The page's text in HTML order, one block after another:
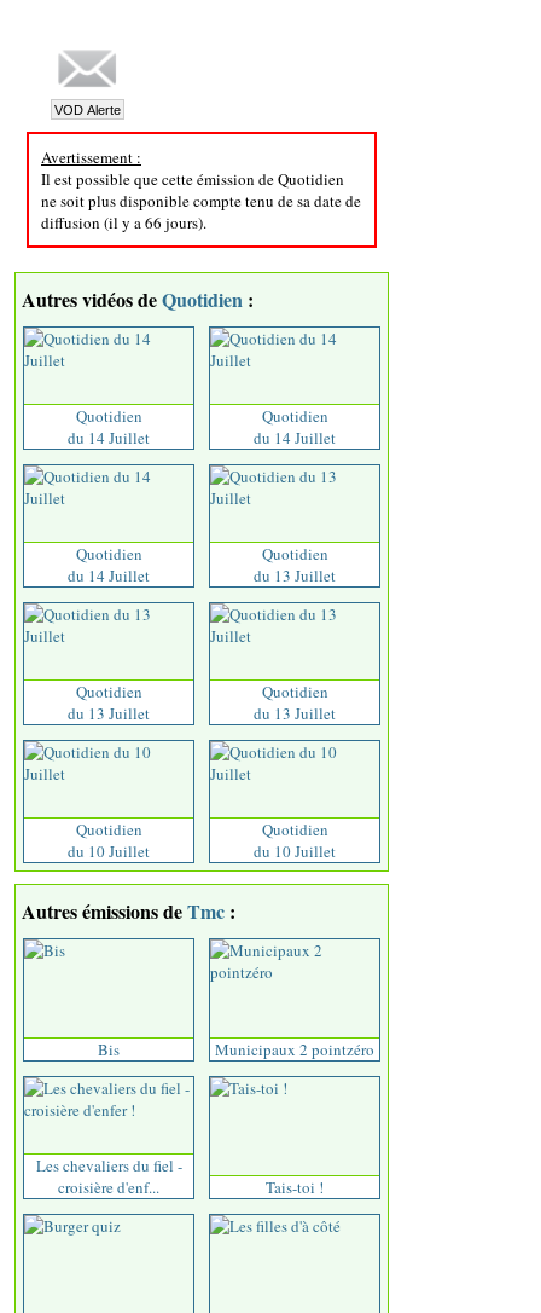
Avertissement :
Il est possible que cette émission de Quotidien
ne soit plus disponible compte tenu de sa date de
diffusion (il y a 66 jours).
Autres vidéos deQuotidien :
Quotidien
du 14 Juillet
Quotidien
du 14 Juillet
Quotidien
du 14 Juillet
Quotidien
du 13 Juillet
Quotidien
du 13 Juillet
Quotidien
du 13 Juillet
Quotidien
du 10 Juillet
Quotidien
du 10 Juillet
Autres émissions deTmc :
Bis Municipaux 2 pointzéro
Les chevaliers du fiel -
croisière d'enf...
Tais-toi !